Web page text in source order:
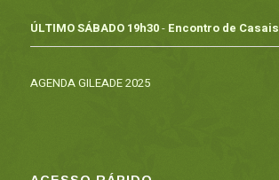
ÚLTIMO SÁBADO 19h30- Encontro de Casais
AGENDA GILEADE 2025